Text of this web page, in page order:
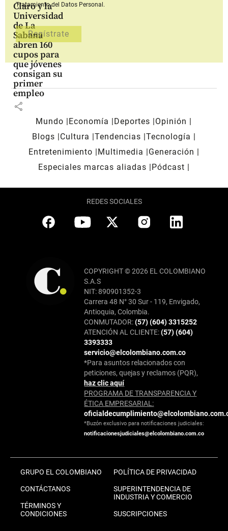
Claro y la
Universidad
de La
Sabana
abren 160
cupos para
que jóvenes
consigan su
primer
empleo
share
Tratamiento del Datos Personal.
Mundo Economía Deportes
Opinión
Blogs
Cultura Tendencias Tecnología
Entretenimiento
Multimedia
Generación
Especiales marcas aliadas
Pódcast
REDES SOCIALES
COPYRIGHT © 2026 EL COLOMBIANO
S.A.S
NIT: 890901352-3
Carrera 48 N° 30 Sur - 119, Envigado,
Antioquia, Colombia.
CONMUTADOR:(57) (604) 3315252
ATENCIÓN AL CLIENTE:(57) (604)
3393333
servicio@elcolombiano.com.co
*Para asuntos relacionados con
peticiones, quejas y reclamos (PQR),
haz clic aquí
PROGRAMA DE TRANSPARENCIA Y
ÉTICA EMPRESARIAL:
*Buzón exclusivo para notificaciones judiciales:
notificacionesjudiciales@elcolombiano.com.co
GRUPO EL COLOMBIANO
CONTÁCTANOS
TÉRMINOS Y
CONDICIONES
POLÍTICA DE PRIVACIDAD
SUPERINTENDENCIA DE
INDUSTRIA Y COMERCIO
SUSCRIPCIONES